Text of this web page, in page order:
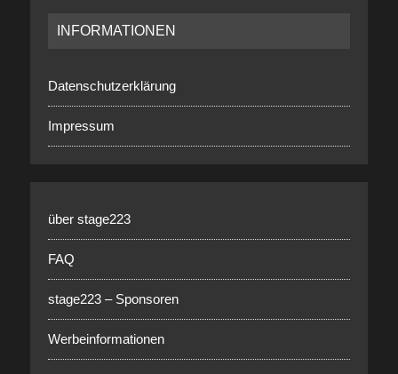
INFORMATIONEN
Datenschutzerklärung
Impressum
über stage223
FAQ
stage223 – Sponsoren
Werbeinformationen